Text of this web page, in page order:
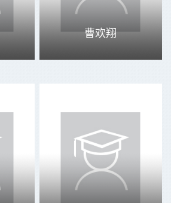
曹欢翔